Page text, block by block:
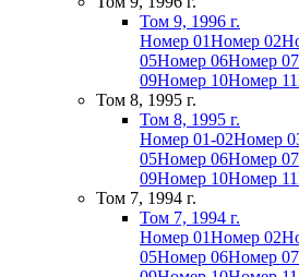
Том 9, 1996 г.
Номер 01Номер 02
05Номер 06Номер 07
09Номер 10Номер 11
Том 8, 1995 г.
Том 8, 1995 г.
Номер 01-02Номер
05Номер 06Номер 07
09Номер 10Номер 11
Том 7, 1994 г.
Том 7, 1994 г.
Номер 01Номер 02
05Номер 06Номер 07